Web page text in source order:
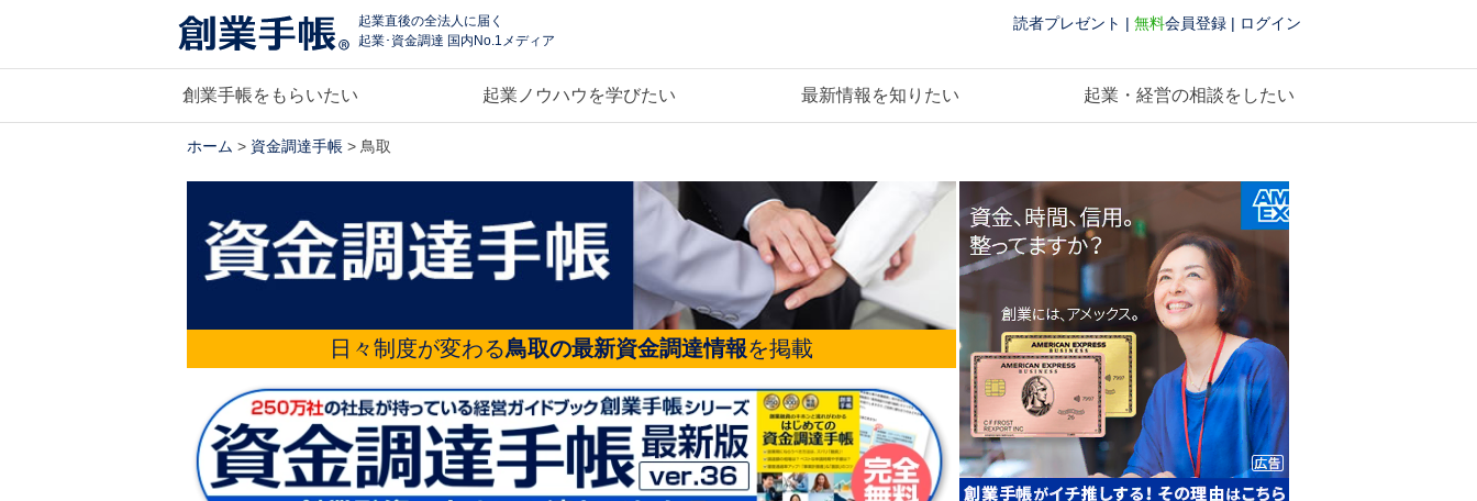
起業直後の全法人に届く
起業･資金調達 国内No.1メディア
読者プレゼント | 無料会員登録 | ログイン
創業手帳をもらいたい 起業ノウハウを学びたい 最新情報を知りたい 起業・経営の相談をしたい
ホーム > 資金調達手帳 > 鳥取
日々制度が変わる鳥取の最新資金調達情報を掲載